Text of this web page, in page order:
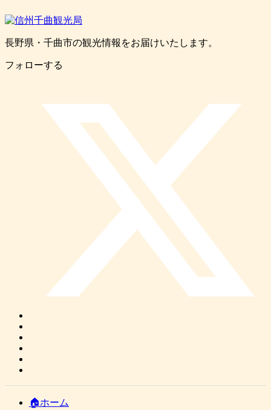
長野県・千曲市の観光情報をお届けいたします。
フォローする
🏠ホーム